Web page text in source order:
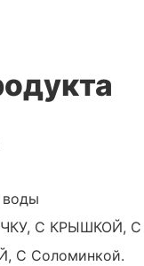
С КРЫШКОЙ, С
С Соломинкой.